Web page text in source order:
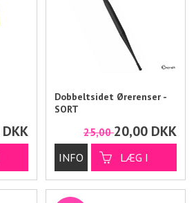
DKK
Dobbeltsidet Ørerenser -
SORT
25,0020,00 DKK